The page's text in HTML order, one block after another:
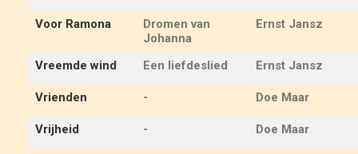
Voor Ramona
Dromen van
Johanna
Ernst Jansz
Vreemde wind Een liefdeslied Ernst Jansz
Vrienden - Doe Maar
Vrijheid - Doe Maar